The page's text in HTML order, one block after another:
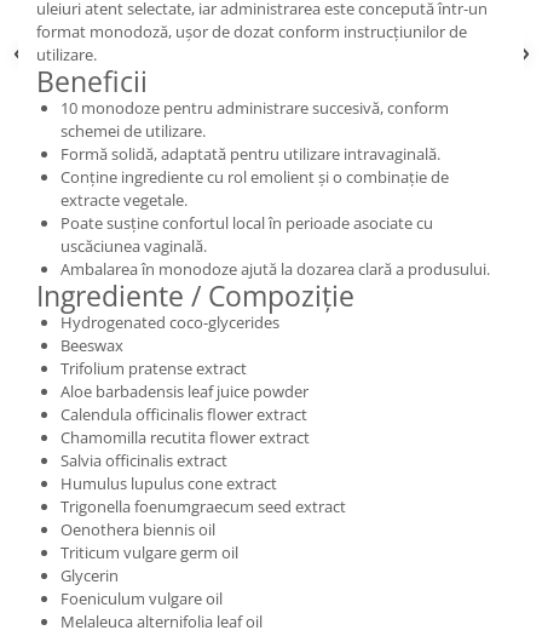
uleiuri atent selectate, iar administrarea este concepută într-un
format monodoză, ușor de dozat conform instrucțiunilor de
utilizare.
Beneficii
10 monodoze pentru administrare succesivă, conform
schemei de utilizare.
Formă solidă, adaptată pentru utilizare intravaginală.
Conține ingrediente cu rol emolient și o combinație de
extracte vegetale.
Poate susține confortul local în perioade asociate cu
uscăciunea vaginală.
Ambalarea în monodoze ajută la dozarea clară a produsului.
Ingrediente / Compoziție
Hydrogenated coco-glycerides
Beeswax
Trifolium pratense extract
Aloe barbadensis leaf juice powder
Calendula officinalis flower extract
Chamomilla recutita flower extract
Salvia officinalis extract
Humulus lupulus cone extract
Trigonella foenumgraecum seed extract
Oenothera biennis oil
Triticum vulgare germ oil
Glycerin
Foeniculum vulgare oil
Melaleuca alternifolia leaf oil